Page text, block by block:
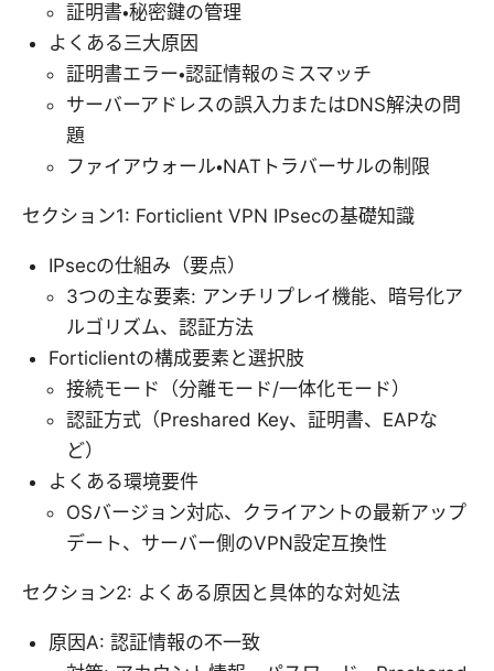
証明書・秘密鍵の管理
よくある三大原因
証明書エラー・認証情報のミスマッチ
サーバーアドレスの誤入力またはDNS解決の問
題
ファイアウォール・NATトラバーサルの制限
セクション1: Forticlient VPN IPsecの基礎知識
IPsecの仕組み（要点）
3つの主な要素: アンチリプレイ機能、暗号化ア
ルゴリズム、認証方法
Forticlientの構成要素と選択肢
接続モード（分離モード/一体化モード）
認証方式（Preshared Key、証明書、EAPな
ど）
よくある環境要件
OSバージョン対応、クライアントの最新アップ
デート、サーバー側のVPN設定互換性
セクション2: よくある原因と具体的な対処法
原因A: 認証情報の不一致